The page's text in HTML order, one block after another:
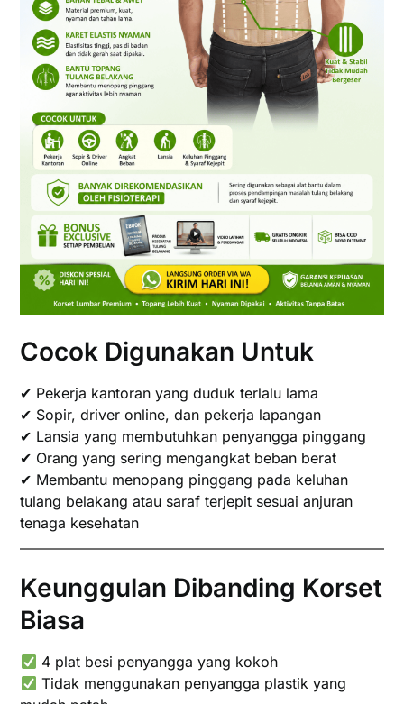
Cocok Digunakan Untuk
✔ Pekerja kantoran yang duduk terlalu lama
✔ Sopir, driver online, dan pekerja lapangan
✔ Lansia yang membutuhkan penyangga pinggang
✔ Orang yang sering mengangkat beban berat
✔ Membantu menopang pinggang pada keluhan
tulang belakang atau saraf terjepit sesuai anjuran
tenaga kesehatan
Keunggulan Dibanding Korset
Biasa
4 plat besi penyangga yang kokoh
Tidak menggunakan penyangga plastik yang